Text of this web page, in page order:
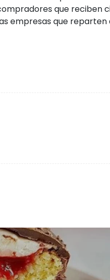
que reciben
empresas que reparten